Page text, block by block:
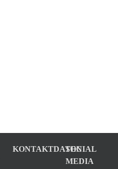
KONTAKTDATEN
SOCIAL
MEDIA